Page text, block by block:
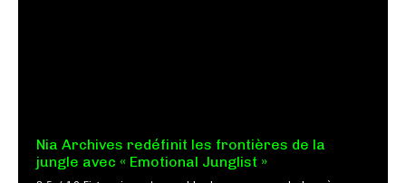
Nia Archives redéfinit les frontières de la
jungle avec « Emotional Junglist »